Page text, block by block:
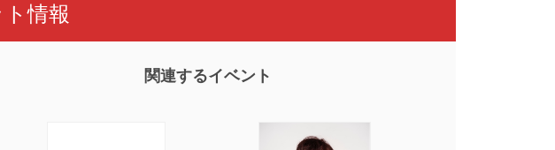
情報
関連するイベント